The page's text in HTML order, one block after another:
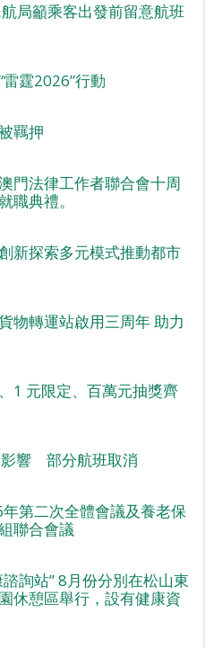
局籲乘客出發前留意航班
霆2026”行動
羈押
門法律工作者聯合會十周
職典禮。
新探索多元模式推動都市
物轉運站啟用三周年 助力
1 元限定、百萬元抽獎齊
影響 部分航班取消
第二次全體會議及養老保
聯合會議
詢站” 8月份分別在松山東
休憩區舉行，設有健康資